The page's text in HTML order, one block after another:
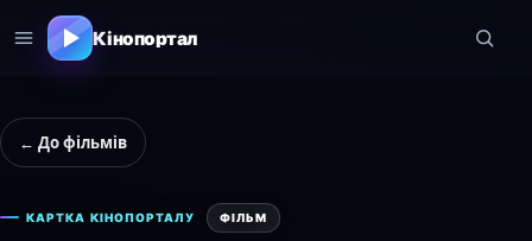
Кінопортал
← До фільмів
КАРТКА КІНОПОРТАЛУ ФІЛЬМ